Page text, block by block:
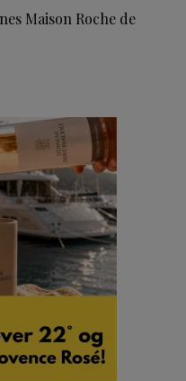
Maison Roche de